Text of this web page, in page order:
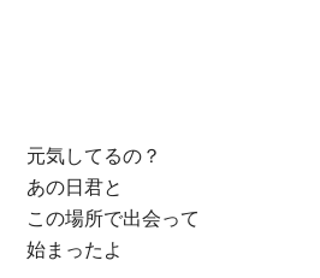
元気してるの？
あの日君と
この場所で出会って
始まったよ